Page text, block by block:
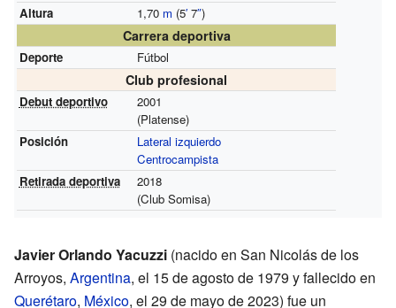
Altura
1,70 m (5′7″)
Carrera deportiva
Deporte Fútbol
Club profesional
Debut deportivo
2001
(Platense)
Posición
Lateral izquierdo
Centrocampista
Retirada deportiva
2018
(Club Somisa)
Javier Orlando Yacuzzi (nacido en San Nicolás de los
Arroyos, Argentina, el 15 de agosto de 1979 y fallecido en
Querétaro, México, el 29 de mayo de 2023) fue un